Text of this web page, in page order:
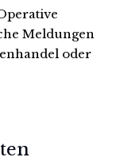
Meldungen
oder